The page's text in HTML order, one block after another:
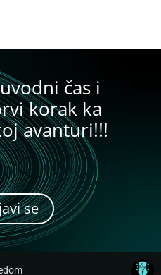
čas i
korak ka
avanturi!!!
se